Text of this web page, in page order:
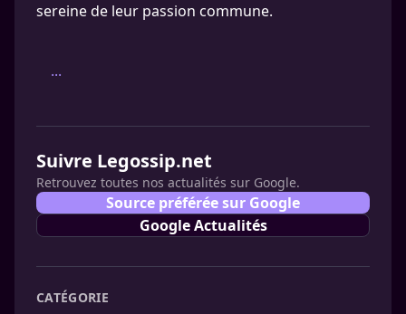
sereine de leur passion commune.
...
Suivre Legossip.net
Retrouvez toutes nos actualités sur Google.
Source préférée sur Google
Google Actualités
CATÉGORIE